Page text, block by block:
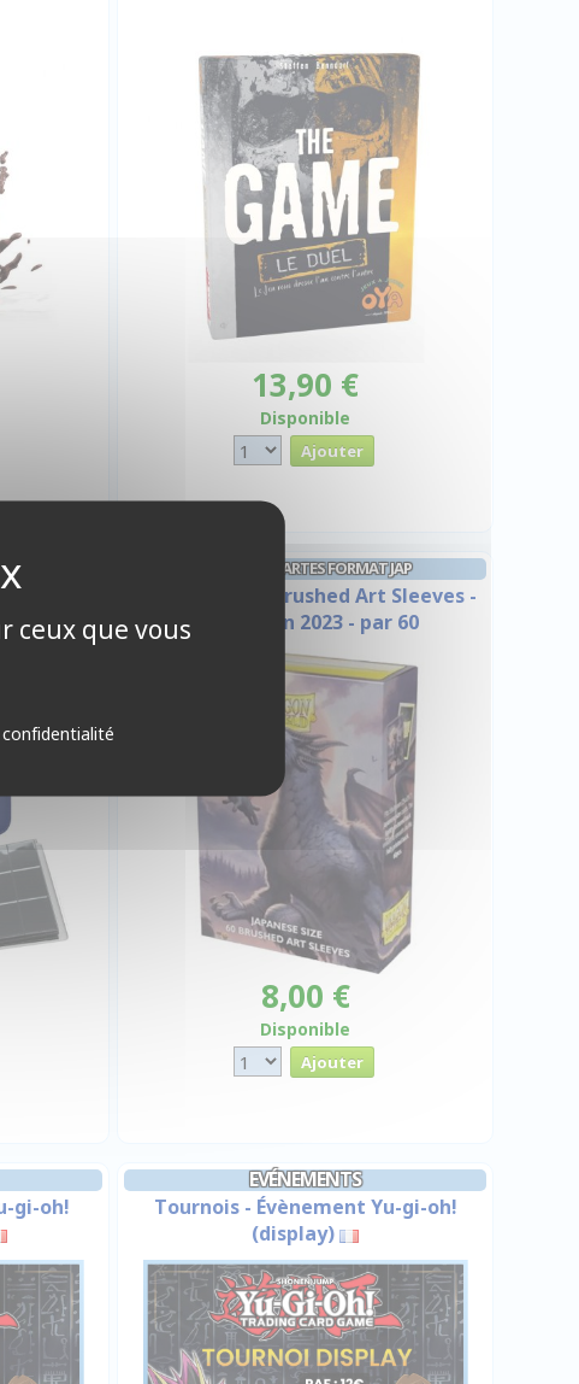
13,90 €
Disponible
pages
PROTÈGES CARTES FORMAT JAP
Dragon Shield Brushed Art Sleeves -
Halloween 2023 - par 60
8,00 €
Disponible
gi-oh!
EVÉNEMENTS
Tournois - Évènement Yu-gi-oh!
(display)
ceux que vous